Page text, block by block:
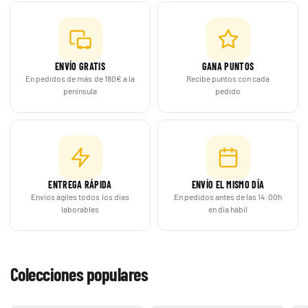
ENVÍO GRATIS
En pedidos de más de 180€ a la
península
GANA PUNTOS
Recibe puntos con cada
pedido
ENTREGA RÁPIDA
Envíos ágiles todos los días
laborables
ENVÍO EL MISMO DÍA
En pedidos antes de las 14:00h
en día hábil
Colecciones populares